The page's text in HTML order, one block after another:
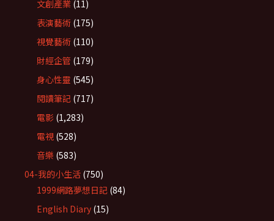
文創產業 (11)
表演藝術 (175)
視覺藝術 (110)
財經企管 (179)
身心性靈 (545)
閱讀筆記 (717)
電影 (1,283)
電視 (528)
音樂 (583)
04-我的小生活 (750)
1999網路夢想日記 (84)
English Diary (15)